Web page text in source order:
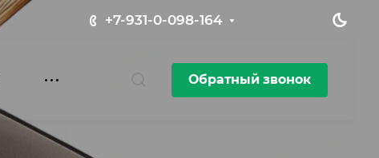
+7-931-0-098-164
Обратный звонок